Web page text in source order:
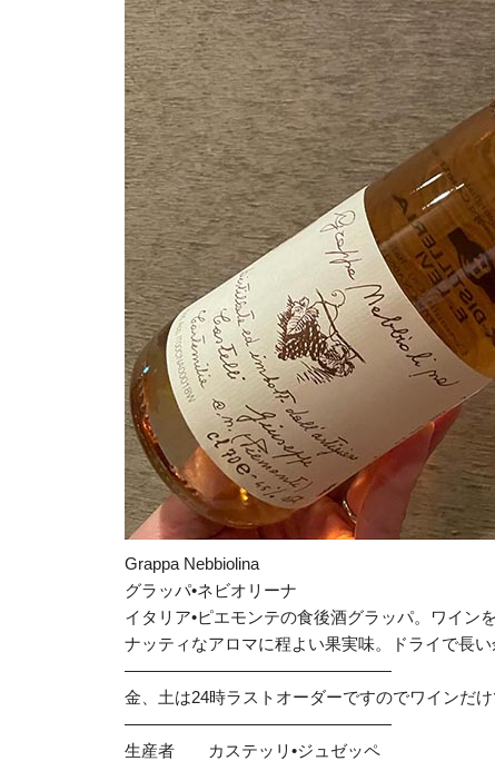
Grappa Nebbiolina
グラッパ•ネビオリーナ
イタリア•ピエモンテの食後酒グラッパ。ワイン
ナッティなアロマに程よい果実味。ドライで長い
————————————————
金、土は24時ラストオーダーですのでワインだ
————————————————
生産者 カステッリ•ジュゼッペ